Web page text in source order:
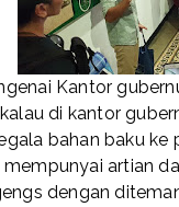
Kantor
di kantor
bahan baku
artian
dengan